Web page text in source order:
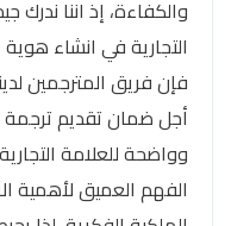
والكفاءة، إذ اننا ندرك
التجارية في انشاء
فإن فريق المترجمين
أجل ضمان تقديم
وواضحة للعلامة
الفهم العميق لأهمية